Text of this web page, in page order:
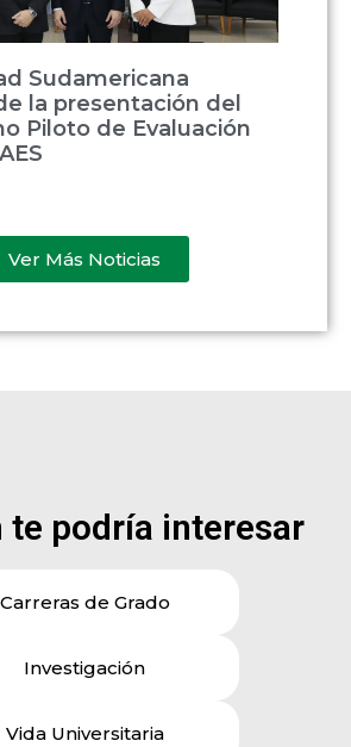
Sudamericana
la presentación del
Piloto de Evaluación
Ver Más Noticias
te podría interesar
Carreras de Grado
Investigación
Vida Universitaria